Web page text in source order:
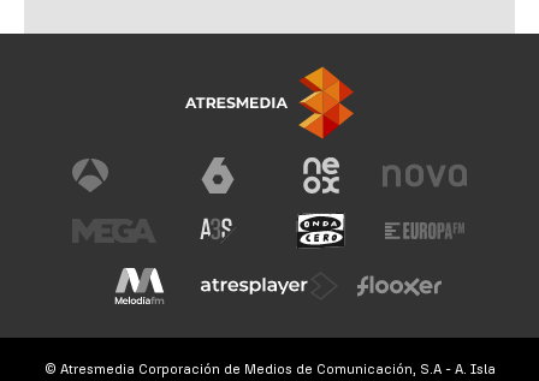
© Atresmedia Corporación de Medios de Comunicación, S.A - A. Isla